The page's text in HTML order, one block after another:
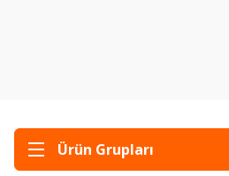
Ürün Grupları